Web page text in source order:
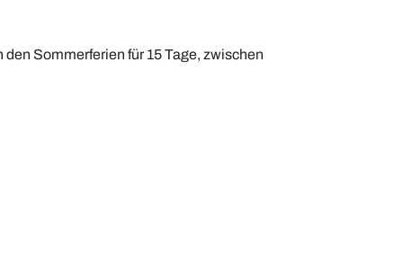
Sommerferien für 15 Tage, zwischen